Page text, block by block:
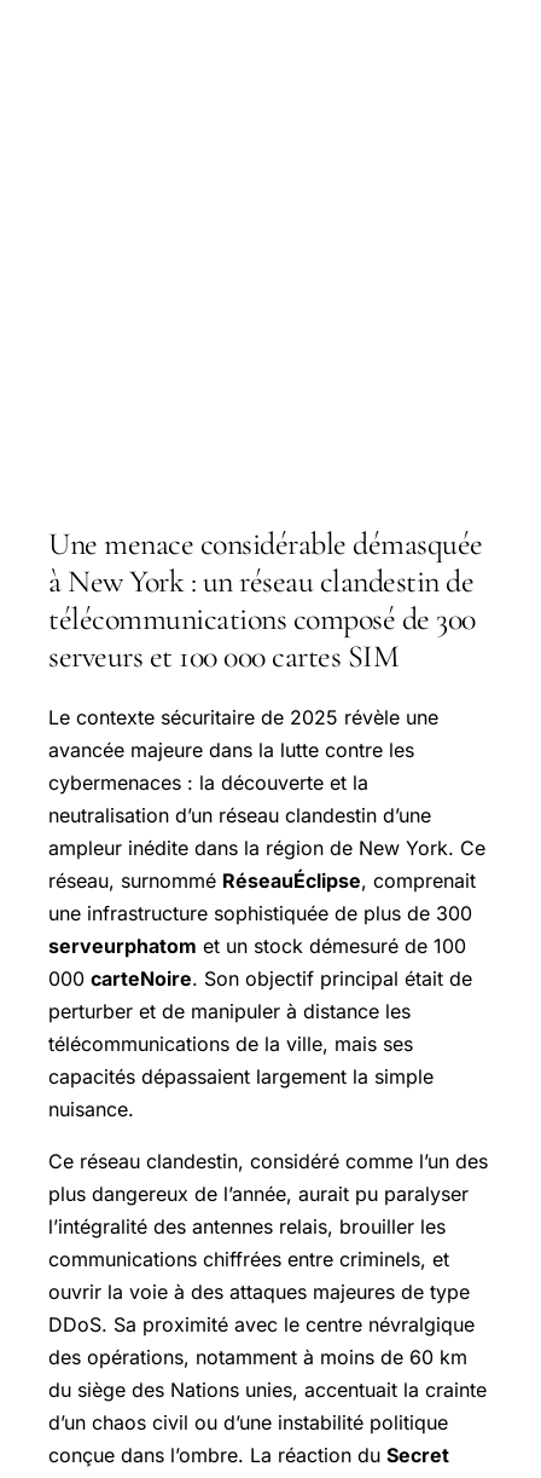
Une menace considérable démasquée
à New York : un réseau clandestin de
télécommunications composé de 300
serveurs et 100 000 cartes SIM
Le contexte sécuritaire de 2025 révèle une
avancée majeure dans la lutte contre les
cybermenaces : la découverte et la
neutralisation d’un réseau clandestin d’une
ampleur inédite dans la région de New York. Ce
réseau, surnommé RéseauÉclipse, comprenait
une infrastructure sophistiquée de plus de 300
serveurphatom et un stock démesuré de 100
000 carteNoire. Son objectif principal était de
perturber et de manipuler à distance les
télécommunications de la ville, mais ses
capacités dépassaient largement la simple
nuisance.
Ce réseau clandestin, considéré comme l’un des
plus dangereux de l’année, aurait pu paralyser
l’intégralité des antennes relais, brouiller les
communications chiffrées entre criminels, et
ouvrir la voie à des attaques majeures de type
DDoS. Sa proximité avec le centre névralgique
des opérations, notamment à moins de 60 km
du siège des Nations unies, accentuait la crainte
d’un chaos civil ou d’une instabilité politique
conçue dans l’ombre. La réaction du Secret